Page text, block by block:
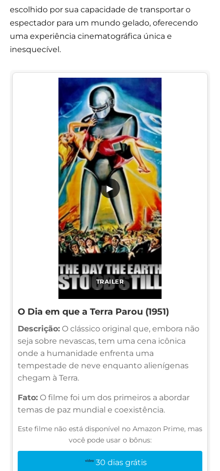
escolhido por sua capacidade de transportar o
espectador para um mundo gelado, oferecendo
uma experiência cinematográfica única e
inesquecível.
TRAILER
▶
O Dia em que a Terra Parou (1951)
Descrição: O clássico original que, embora não
seja sobre nevascas, tem uma cena icônica
onde a humanidade enfrenta uma
tempestade de neve enquanto alienígenas
chegam à Terra.
Fato: O filme foi um dos primeiros a abordar
temas de paz mundial e coexistência.
Este filme não está disponível no Amazon Prime, mas
você pode usar o bônus:
30 dias grátis